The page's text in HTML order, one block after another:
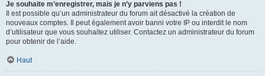
Je souhaite m’enregistrer, mais je n’y parviens pas !
Il est possible qu’un administrateur du forum ait désactivé la création de
nouveaux comptes. Il peut également avoir banni votre IP ou interdit le nom
d’utilisateur que vous souhaitez utiliser. Contactez un administrateur du forum
pour obtenir de l’aide.
Haut